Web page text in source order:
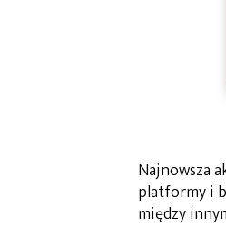
Najnowsza
platformy i
między